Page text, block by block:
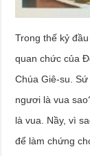
Trong thế kỷ
quan chức của
Chúa Giê-su.
ngươi là vua
là vua. Nầy, vì
để làm chứng